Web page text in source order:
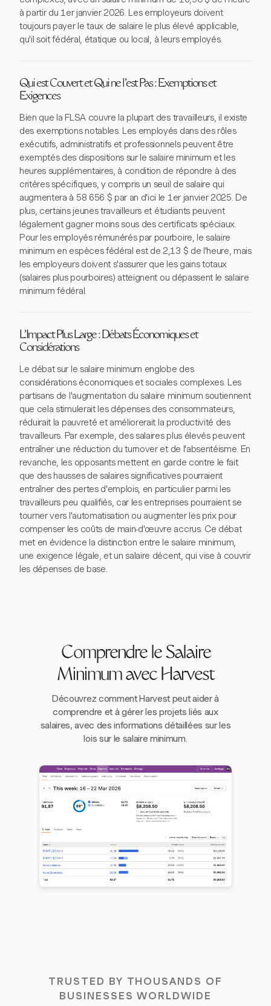
à partir du 1er janvier 2026. Les employeurs doivent
toujours payer le taux de salaire le plus élevé applicable,
qu'il soit fédéral, étatique ou local, à leurs employés.
Qui est Couvert et Qui ne l'est Pas : Exemptions et
Exigences
Bien que la FLSA couvre la plupart des travailleurs, il existe
des exemptions notables. Les employés dans des rôles
exécutifs, administratifs et professionnels peuvent être
exemptés des dispositions sur le salaire minimum et les
heures supplémentaires, à condition de répondre à des
critères spécifiques, y compris un seuil de salaire qui
augmentera à 58 656 $ par an d'ici le 1er janvier 2025. De
plus, certains jeunes travailleurs et étudiants peuvent
légalement gagner moins sous des certificats spéciaux.
Pour les employés rémunérés par pourboire, le salaire
minimum en espèces fédéral est de 2,13 $ de l'heure, mais
les employeurs doivent s'assurer que les gains totaux
(salaires plus pourboires) atteignent ou dépassent le salaire
minimum fédéral.
L'Impact Plus Large : Débats Économiques et
Considérations
Le débat sur le salaire minimum englobe des
considérations économiques et sociales complexes. Les
partisans de l'augmentation du salaire minimum soutiennent
que cela stimulerait les dépenses des consommateurs,
réduirait la pauvreté et améliorerait la productivité des
travailleurs. Par exemple, des salaires plus élevés peuvent
entraîner une réduction du turnover et de l'absentéisme. En
revanche, les opposants mettent en garde contre le fait
que des hausses de salaires significatives pourraient
entraîner des pertes d'emplois, en particulier parmi les
travailleurs peu qualifiés, car les entreprises pourraient se
tourner vers l'automatisation ou augmenter les prix pour
compenser les coûts de main-d'œuvre accrus. Ce débat
met en évidence la distinction entre le salaire minimum,
une exigence légale, et un salaire décent, qui vise à couvrir
les dépenses de base.
Comprendre le Salaire
Minimum avec Harvest
Découvrez comment Harvest peut aider à
comprendre et à gérer les projets liés aux
salaires, avec des informations détaillées sur les
lois sur le salaire minimum.
TRUSTED BY THOUSANDS OF
BUSINESSES WORLDWIDE